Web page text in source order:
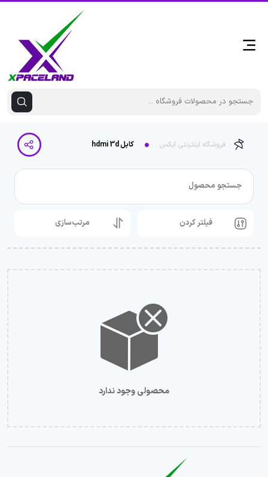
فروشگاه اینترنتی ایکس کابل hdmi 3d
جستجو محصول
فیلتر کردن مرتب‌سازی
محصولی وجود ندارد